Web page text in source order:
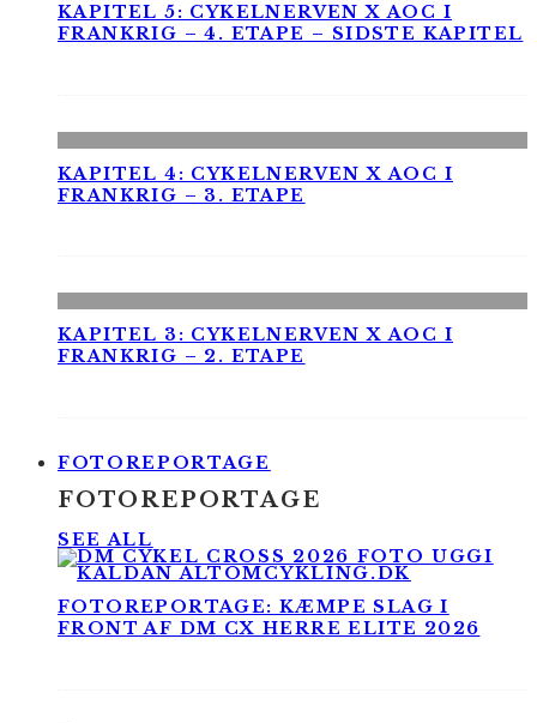
KAPITEL 5: CYKELNERVEN X AOC I
FRANKRIG – 4. ETAPE – SIDSTE KAPITEL
KAPITEL 4: CYKELNERVEN X AOC I
FRANKRIG – 3. ETAPE
KAPITEL 3: CYKELNERVEN X AOC I
FRANKRIG – 2. ETAPE
FOTOREPORTAGE
FOTOREPORTAGE
SEE ALL
FOTOREPORTAGE: KÆMPE SLAG I
FRONT AF DM CX HERRE ELITE 2026